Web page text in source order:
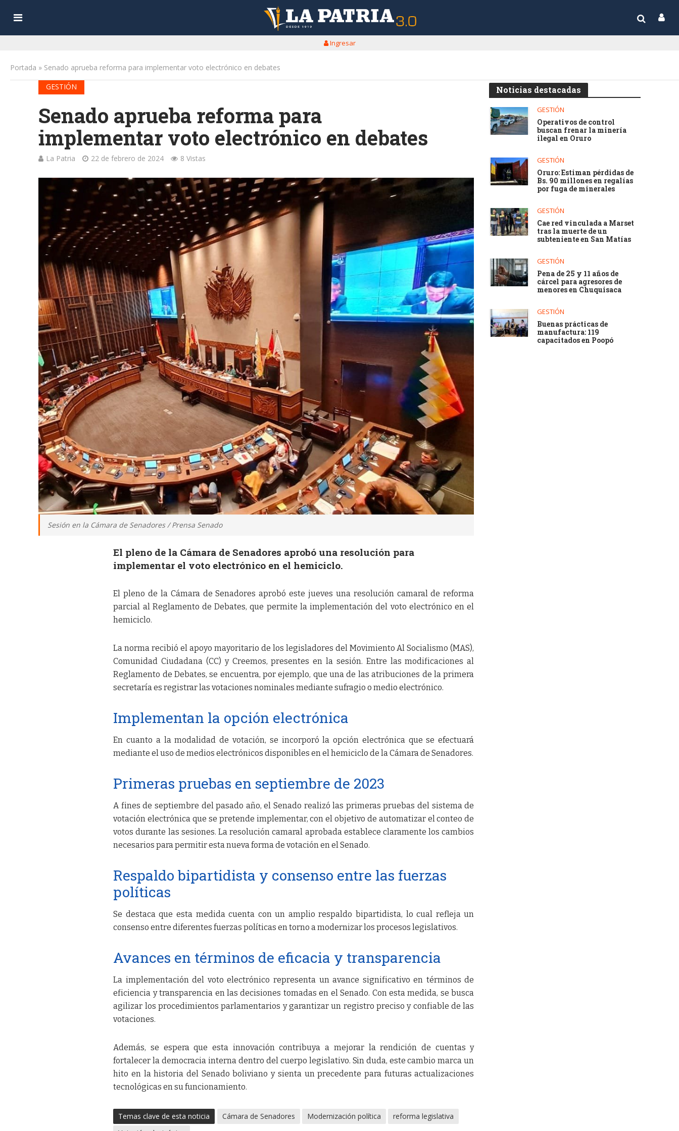
Ingresar
Portada » Senado aprueba reforma para implementar voto electrónico en debates
GESTIÓN
Senado aprueba reforma para
implementar voto electrónico en debates
La Patria 22 de febrero de 2024 8 Vistas
Sesión en la Cámara de Senadores / Prensa Senado
El pleno de la Cámara de Senadores aprobó una resolución para
implementar el voto electrónico en el hemiciclo.
El pleno de la Cámara de Senadores aprobó este jueves una resolución camaral de reforma
parcial al Reglamento de Debates, que permite la implementación del voto electrónico en el
hemiciclo.
La norma recibió el apoyo mayoritario de los legisladores del Movimiento Al Socialismo (MAS),
Comunidad Ciudadana (CC) y Creemos, presentes en la sesión. Entre las modificaciones al
Reglamento de Debates, se encuentra, por ejemplo, que una de las atribuciones de la primera
secretaría es registrar las votaciones nominales mediante sufragio o medio electrónico.
Implementan la opción electrónica
En cuanto a la modalidad de votación, se incorporó la opción electrónica que se efectuará
mediante el uso de medios electrónicos disponibles en el hemiciclo de la Cámara de Senadores.
Primeras pruebas en septiembre de 2023
A fines de septiembre del pasado año, el Senado realizó las primeras pruebas del sistema de
votación electrónica que se pretende implementar, con el objetivo de automatizar el conteo de
votos durante las sesiones. La resolución camaral aprobada establece claramente los cambios
necesarios para permitir esta nueva forma de votación en el Senado.
Respaldo bipartidista y consenso entre las fuerzas
políticas
Se destaca que esta medida cuenta con un amplio respaldo bipartidista, lo cual refleja un
consenso entre diferentes fuerzas políticas en torno a modernizar los procesos legislativos.
Avances en términos de eficacia y transparencia
La implementación del voto electrónico representa un avance significativo en términos de
eficiencia y transparencia en las decisiones tomadas en el Senado. Con esta medida, se busca
agilizar los procedimientos parlamentarios y garantizar un registro preciso y confiable de las
votaciones.
Además, se espera que esta innovación contribuya a mejorar la rendición de cuentas y
fortalecer la democracia interna dentro del cuerpo legislativo. Sin duda, este cambio marca un
hito en la historia del Senado boliviano y sienta un precedente para futuras actualizaciones
tecnológicas en su funcionamiento.
Temas clave de esta noticia Cámara de Senadores Modernización política
reforma legislativa
Noticias destacadas
GESTIÓN
Operativos de control
buscan frenar la minería
ilegal en Oruro
GESTIÓN
Oruro: Estiman pérdidas de
Bs. 90 millones en regalías
por fuga de minerales
GESTIÓN
Cae red vinculada a Marset
tras la muerte de un
subteniente en San Matías
GESTIÓN
Pena de 25 y 11 años de
cárcel para agresores de
menores en Chuquisaca
GESTIÓN
Buenas prácticas de
manufactura: 119
capacitados en Poopó